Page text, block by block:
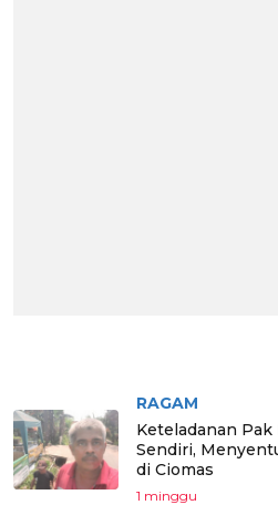
RAGAM
Keteladanan Pak
Sendiri,
di Ciomas
1 minggu